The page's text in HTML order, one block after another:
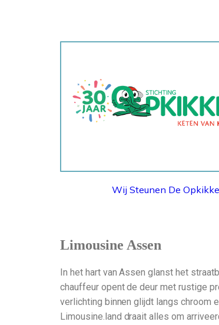
STICHTING OPKIKKER
Wij Steunen De
Limousine Assen
In het hart van Assen glanst het
chauffeur opent de deur met rustige
verlichting binnen glijdt langs chroom
Limousine.land draait alles om